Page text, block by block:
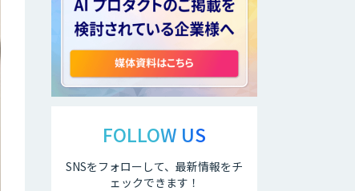
Dify構築サービス
生成AI環境構築サ
ービス
FOLLOW US
SNSをフォローして、最新情報をチ
ェックできます！